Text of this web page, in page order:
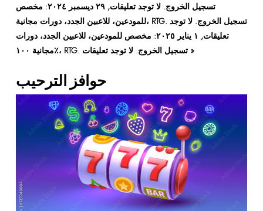
تسجيل الخروج. لا توجد تعليقات, ٢٩ ديسمبر ٢٠٢٤: مخصص
للمودعين، للاعبين الجدد، دورات مجانية، RTG. تسجيل الخروج. لا توجد
تعليقات, ١ يناير ٢٠٢٥: مخصص للمودعين، للاعبين الجدد، دورات
مجانية ١٠٠٪، RTG. تسجيل الخروج. لا توجد تعليقات »
حوافز الترحيب